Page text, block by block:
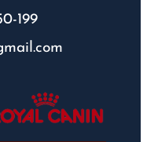
199